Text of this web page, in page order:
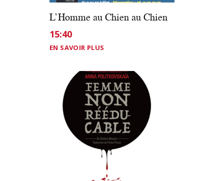
L’Homme au Chien au Chien
15:40
EN SAVOIR PLUS